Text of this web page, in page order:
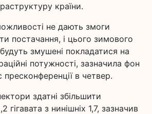
країни.
не дають змоги
постачання, і цього зимового
змушені покладатися на
потужності, зазначила фон
пресконференції в четвер.
здатні збільшити
гігавата з нинішніх 1,7, зазначив